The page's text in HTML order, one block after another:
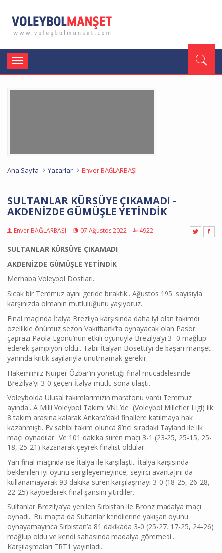
Toggle
navigation
Ana Sayfa Yazarlar Enver BAĞLARBAŞI
SULTANLAR KÜRSÜYE ÇIKAMADI -
AKDENİZDE GÜMÜŞLE YETİNDİK
Enver BAĞLARBAŞI 07 Ağustos 2022 4922
SULTANLAR KÜRSÜYE ÇIKAMADI
AKDENİZDE GÜMÜŞLE YETİNDİK
Merhaba Voleybol Dostları..
Sıcak bir Temmuz ayını geride bıraktık.. Ağustos 195. sayısıyla
karşınızda olmanın mutluluğunu yaşıyoruz..
Final maçında İtalya Brezilya karşısında daha iyi olan takımdı
özellikle önümüz sezon Vakıfbank’ta oynayacak olan Pasör
çaprazı Paola Egonu’nun etkili oyunuyla Brezilya’yı 3- 0 mağlup
ederek şampiyon oldu.. Tabii İtalyan Bosetti’yi de başarı manşet
yanında kritik sayılarıyla unutmamak gerekir.
Hakemimiz Nurper Özbar’ın yönettiği final mücadelesinde
Brezilya’yı 3-0 geçen İtalya mutlu sona ulaştı.
Voleybolda Ulusal takımlarımızın maratonu vardı Temmuz
ayında.. A Milli Voleybol Takımı VNL’de (Voleybol Milletler Ligi) ilk
8 takım arasına kalarak Ankara’daki finallere katılmaya hak
kazanmıştı. Ev sahibi takım olunca 8’nci sıradaki Tayland ile ilk
maçı oynadılar.. Ve 101 dakika süren maçı 3-1 (23-25, 25-15, 25-
18, 25-21) kazanarak çeyrek finalist oldular.
Yarı final maçında ise İtalya ile karşılaştı.. İtalya karşısında
beklenilen iyi oyunu sergileyemeyince, seyirci avantajını da
kullanamayarak 93 dakika süren karşılaşmayı 3-0 (18-25, 26-28,
22-25) kaybederek final şansını yitirdiler.
Sultanlar Brezilya’ya yenilen Sırbistan ile Bronz madalya maçı
oynadı.. Bu maçta da Sultanlar kendilerine yakışan oyunu
oynayamayınca Sırbistan’a 81 dakikada 3-0 (25-27, 17-25, 24-26)
mağlup oldu ve kendi sahasında madalya göremedi..
Karşılaşmaları TRT1 yayınladı..